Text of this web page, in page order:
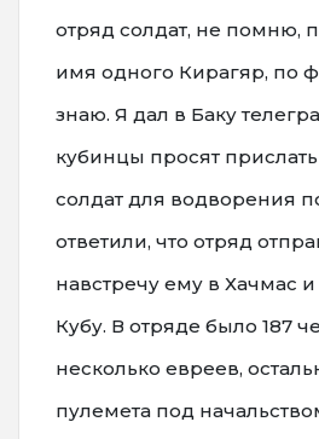
отряд солдат, не помню,
имя одного Кирагяр, по
знаю. Я дал в Баку
кубинцы просят
солдат для водворения
ответили, что отряд
навстречу ему в Хачмас
Кубу. В отряде было 187
несколько евреев,
пулемета под